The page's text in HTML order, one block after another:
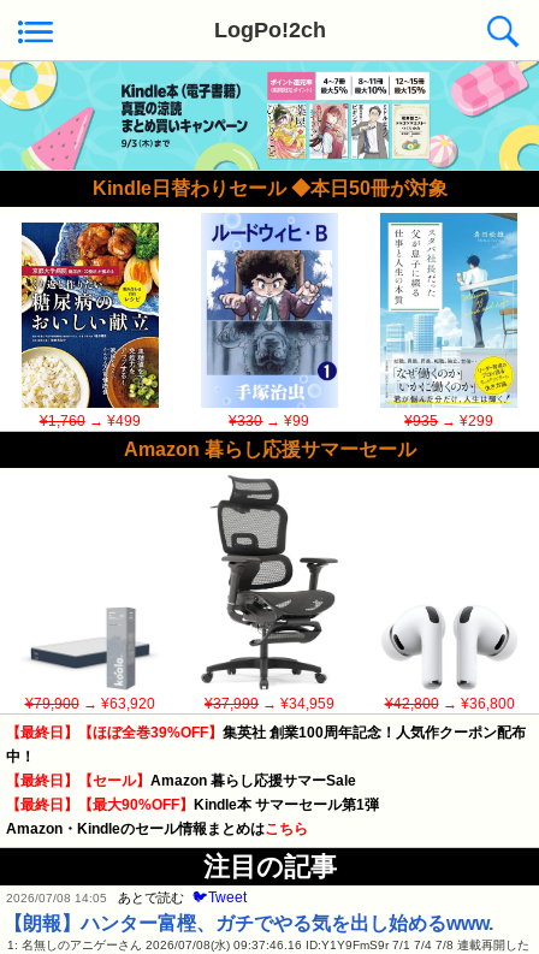
LogPo!2ch
Kindle日替わりセール ◆本日50冊が対象
¥1,760→ ¥499 ¥330→ ¥99 ¥935→ ¥299
Amazon 暮らし応援サマーセール
¥79,900→ ¥63,920 ¥37,999 → ¥34,959 ¥42,800→ ¥36,800
【最終日】【ほぼ全巻39%OFF】 集英社 創業100周年記念！人気作クーポン配布
中！
【最終日】【セール】 Amazon 暮らし応援サマーSale
【最終日】【最大90%OFF】
Kindle本 サマーセール第1弾
Amazon・Kindleのセール情報まとめはこちら
注目の記事
2026/07/08 14:05 あとで読む 🐦Tweet
【朗報】ハンター富樫、ガチでやる気を出し始めるwww.
1: 名無しのアニゲーさん 2026/07/08(水) 09:37:46.16 ID:Y1Y9FmS9r 7/1 7/4 7/8 連載再開した